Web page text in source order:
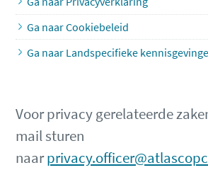
Ga naar Cookiebeleid
Ga naar Landspecifieke
Voor privacy gerelateerde
mail sturen
naar